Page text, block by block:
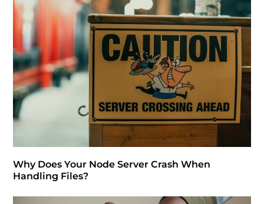
Why Does Your Node Server Crash When
Handling Files?